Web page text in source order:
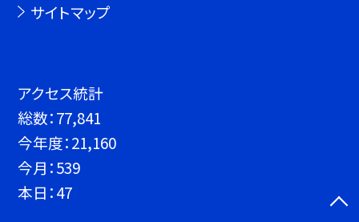
サイトマップ
アクセス統計
総数：77,841
今年度：21,160
今月：539
本日：47